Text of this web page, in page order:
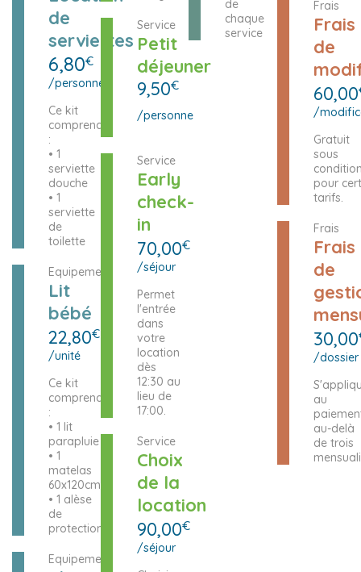
de
serviettes
6,80€
/personne
Ce kit
comprend
:
• 1
serviette
douche
• 1
serviette
de
toilette
Equipement
Lit
bébé
22,80€
/unité
Ce kit
comprend
:
• 1 lit
parapluie
• 1
matelas
60x120cm
• 1 alèse
de
protection
Equipement
Service
Petit
déjeuner
9,50€
/personne
Service
Early
check-
in
70,00€
/séjour
Permet
l'entrée
dans
votre
location
dès
12:30 au
lieu de
17:00.
Service
Choix
de la
location
90,00€
/séjour
de
chaque
service
Frais
Frais
de
60,00
/
Gratuit
sous
pour
tarifs.
Frais
Frais
de
30,00
/dossier
au
au-delà
de trois